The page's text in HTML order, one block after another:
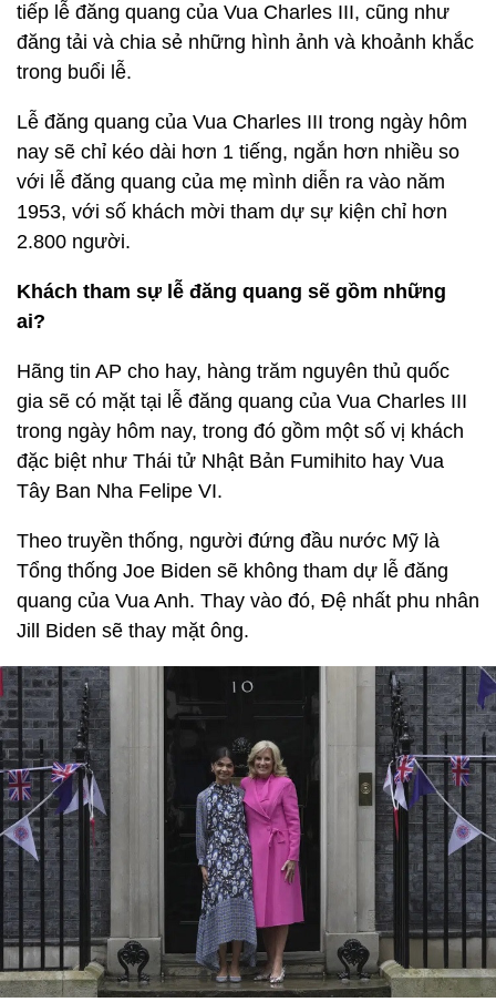
tiếp lễ đăng quang của Vua Charles III, cũng như
đăng tải và chia sẻ những hình ảnh và khoảnh khắc
trong buổi lễ.
Lễ đăng quang của Vua Charles III trong ngày hôm
nay sẽ chỉ kéo dài hơn 1 tiếng, ngắn hơn nhiều so
với lễ đăng quang của mẹ mình diễn ra vào năm
1953, với số khách mời tham dự sự kiện chỉ hơn
2.800 người.
Khách tham sự lễ đăng quang sẽ gồm những
ai?
Hãng tin AP cho hay, hàng trăm nguyên thủ quốc
gia sẽ có mặt tại lễ đăng quang của Vua Charles III
trong ngày hôm nay, trong đó gồm một số vị khách
đặc biệt như Thái tử Nhật Bản Fumihito hay Vua
Tây Ban Nha Felipe VI.
Theo truyền thống, người đứng đầu nước Mỹ là
Tổng thống Joe Biden sẽ không tham dự lễ đăng
quang của Vua Anh. Thay vào đó, Đệ nhất phu nhân
Jill Biden sẽ thay mặt ông.